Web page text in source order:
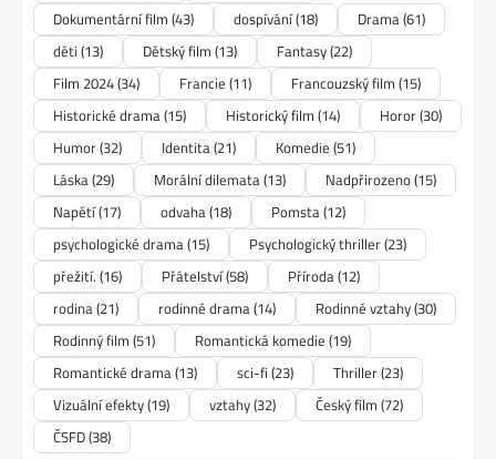
Dokumentární film (43) dospívání(18) Drama(61)
děti (13) Dětský film (13) Fantasy(22)
Film 2024(34) Francie (11) Francouzský film (15)
Historické drama(15) Historický film (14) Horor(30)
Humor(32) Identita(21) Komedie (51)
Láska(29) Morální dilemata(13) Nadpřirozeno(15)
Napětí(17) odvaha(18) Pomsta(12)
psychologické drama(15) Psychologický thriller(23)
přežití. (16) Přátelství(58) Příroda(12)
rodina(21) rodinné drama(14) Rodinné vztahy(30)
Rodinný film (51) Romantická komedie (19)
Romantické drama(13) sci-fi (23) Thriller(23)
Vizuální efekty(19) vztahy(32) Český film (72)
ČSFD(38)